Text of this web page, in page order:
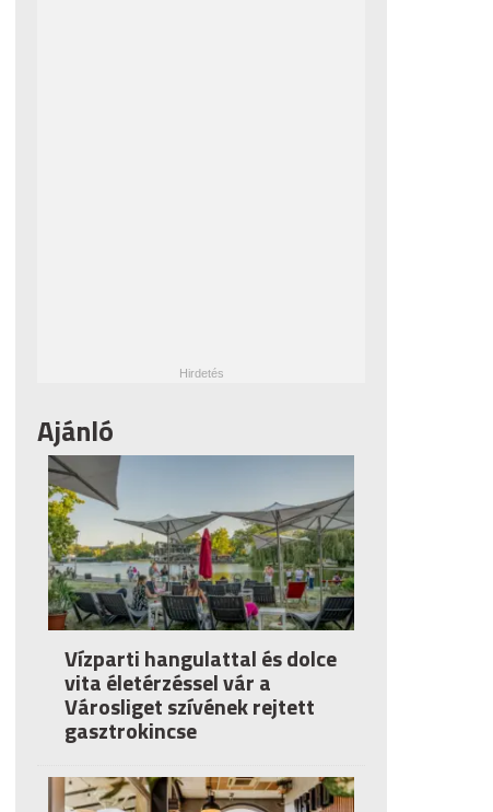
Ajánló
Vízparti hangulattal és dolce
vita életérzéssel vár a
Városliget szívének rejtett
gasztrokincse